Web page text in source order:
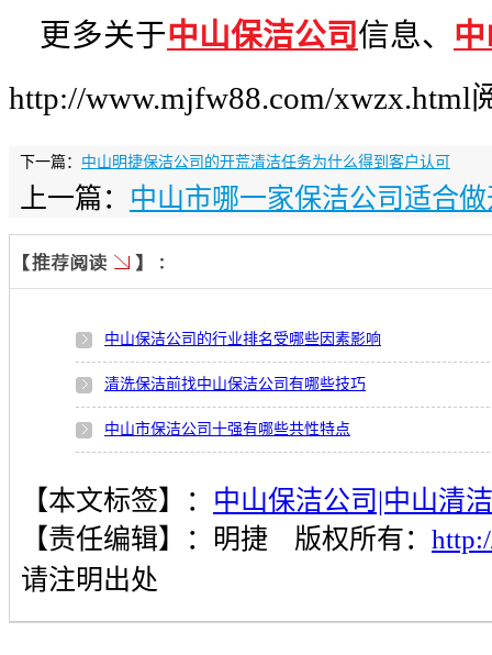
更多关于中山保洁公司信息、
http://www.mjfw88.com/xwzx.html
下一篇： 中山明捷保洁公司的开荒清洁任务为什么得到客户认可
上一篇： 中山市哪一家保洁公司适合
中山保洁公司的行业排名受哪些因素影响
清洗保洁前找中山保洁公司有哪些技巧
中山市保洁公司十强有哪些共性特点
选择专业保洁公司做清洗保洁有哪些好处
保洁公司的服务质量由哪些要素构成
【本文标签】： 中山保洁公司|中山清
【责任编辑】： 明捷 版权所有：
请注明出处